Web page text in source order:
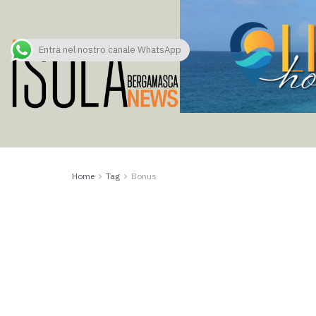
Home Tag Bonus
Entra nel nostro canale WhatsApp